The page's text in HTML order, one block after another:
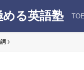
る英語塾